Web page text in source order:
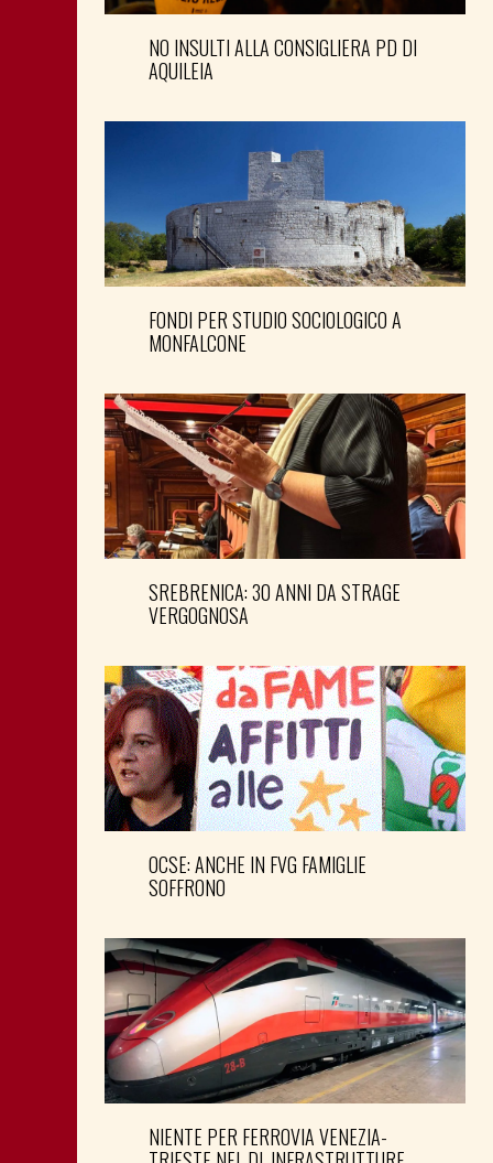
NO INSULTI ALLA CONSIGLIERA PD DI
AQUILEIA
FONDI PER STUDIO SOCIOLOGICO A
MONFALCONE
SREBRENICA: 30 ANNI DA STRAGE
VERGOGNOSA
OCSE: ANCHE IN FVG FAMIGLIE
SOFFRONO
NIENTE PER FERROVIA VENEZIA-